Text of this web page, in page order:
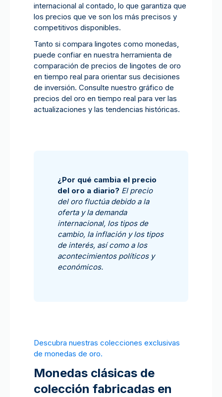
internacional al contado, lo que garantiza que
los precios que ve son los más precisos y
competitivos disponibles.
Tanto si compara lingotes como monedas,
puede confiar en nuestra herramienta de
comparación de precios de lingotes de oro
en tiempo real para orientar sus decisiones
de inversión. Consulte nuestro gráfico de
precios del oro en tiempo real para ver las
actualizaciones y las tendencias históricas.
¿Por qué cambia el precio
del oro a diario? El precio
del oro fluctúa debido a la
oferta y la demanda
internacional, los tipos de
cambio, la inflación y los tipos
de interés, así como a los
acontecimientos políticos y
económicos.
Descubra nuestras colecciones exclusivas
de monedas de oro.
Monedas clásicas de
colección fabricadas en